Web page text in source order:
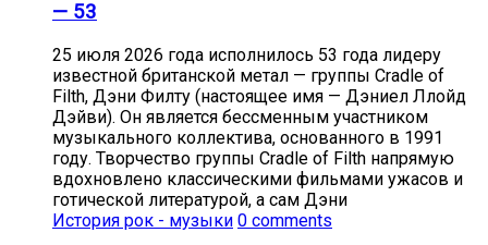
— 53
25 июля 2026 года исполнилось 53 года лидеру
известной британской метал — группы Cradle of
Filth, Дэни Филту (настоящее имя — Дэниел Ллойд
Дэйви). Он является бессменным участником
музыкального коллектива, основанного в 1991
году. Творчество группы Cradle of Filth напрямую
вдохновлено классическими фильмами ужасов и
готической литературой, а сам Дэни
История рок - музыки 0 comments